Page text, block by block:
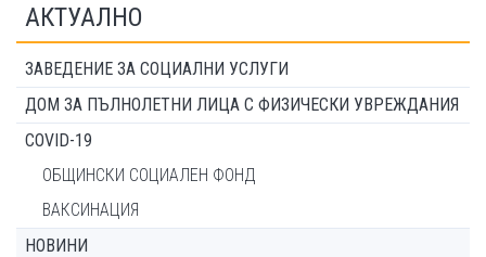
АКТУАЛНО
ЗАВЕДЕНИЕ ЗА СОЦИАЛНИ УСЛУГИ
ДОМ ЗА ПЪЛНОЛЕТНИ ЛИЦА С ФИЗИЧЕСКИ УВРЕЖДАНИЯ
COVID-19
ОБЩИНСКИ СОЦИАЛЕН ФОНД
ВАКСИНАЦИЯ
НОВИНИ